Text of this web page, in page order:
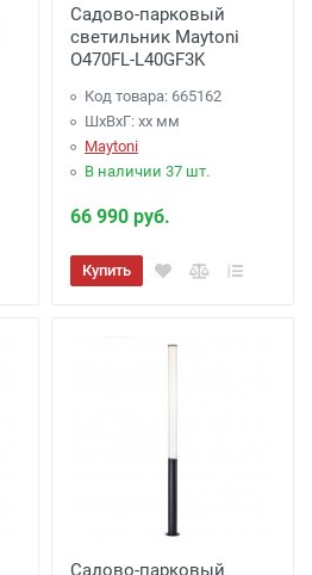
Садово-парковый
светильник Maytoni
O470FL-L40GF3K
Код товара: 665162
ШхВхГ: xx мм
Maytoni
В наличии 37 шт.
66 990 руб.
Купить
Садово-парковый